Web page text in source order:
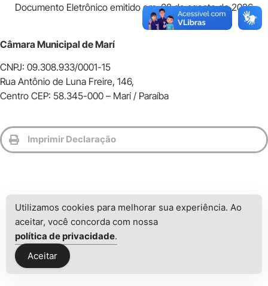
Documento Eletrônico emitido em: 08 de agosto de 2026
Câmara Municipal de Marí
CNPJ: 09.308.933/0001-15
Rua Antônio de Luna Freire, 146,
Centro CEP: 58.345-000 – Marí / Paraíba
Imprimir Declaração
Utilizamos cookies para melhorar sua experiência. Ao
aceitar, você concorda com nossa
política de privacidade.
Aceitar